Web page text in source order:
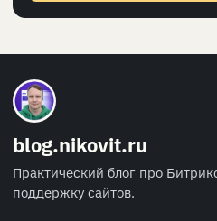
blog.nikovit.ru
Практический блог про
поддержку сайтов.